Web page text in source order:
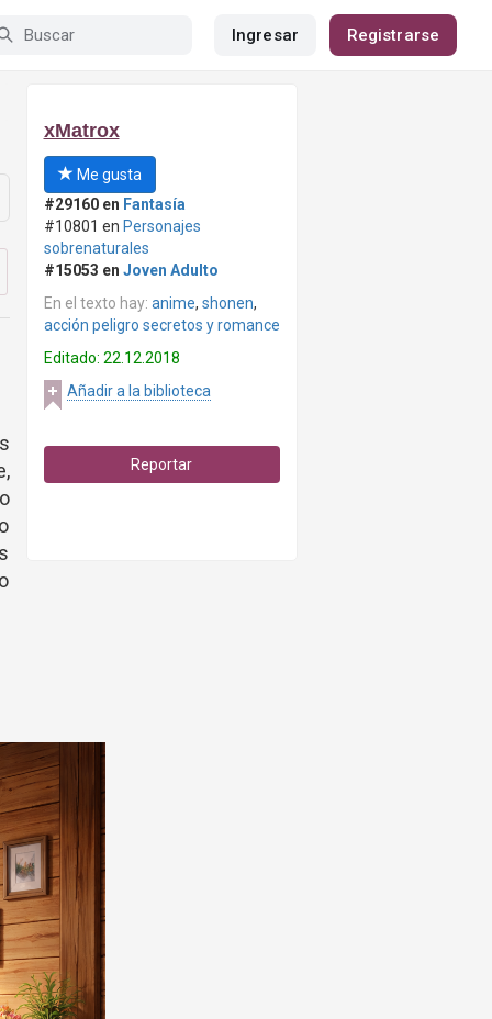
Ingresar Registrarse
xMatrox
Me gusta
#29160 en Fantasía
#10801 en Personajes
sobrenaturales
#15053 en Joven Adulto
En el texto hay: anime, shonen,
acción peligro secretos y romance
Editado: 22.12.2018
Añadir a la biblioteca
Reportar